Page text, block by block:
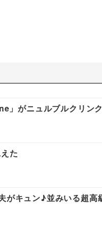
」がニュルブルクリン
た
がキュン♪並みいる超高